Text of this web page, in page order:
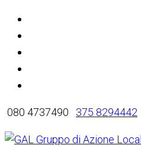
080 4737490 375 8294442